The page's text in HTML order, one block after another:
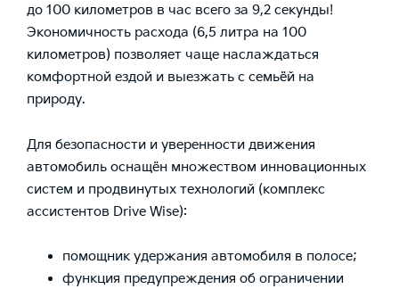
до 100 километров в час всего за 9,2 секунды!
Экономичность расхода (6,5 литра на 100
километров) позволяет чаще наслаждаться
комфортной ездой и выезжать с семьёй на
природу.
Для безопасности и уверенности движения
автомобиль оснащён множеством инновационных
систем и продвинутых технологий (комплекс
ассистентов Drive Wise):
помощник удержания автомобиля в полосе;
функция предупреждения об ограничении